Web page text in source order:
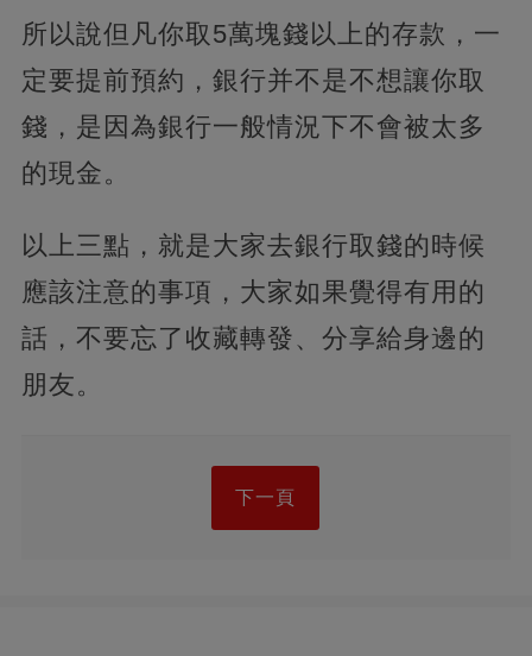
所以說但凡你取5萬塊錢以上的存款，一
定要提前預約，銀行并不是不想讓你取
錢，是因為銀行一般情況下不會被太多
的現金。
以上三點，就是大家去銀行取錢的時候
應該注意的事項，大家如果覺得有用的
話，不要忘了收藏轉發、分享給身邊的
朋友。
下一頁